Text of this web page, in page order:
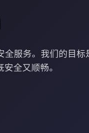
服务。我们的目标
全又顺畅。